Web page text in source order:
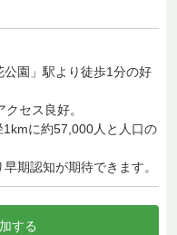
公園」駅より徒歩1分の好
セス良好。
1kmに約57,000人と人口の
期認知が期待できます。